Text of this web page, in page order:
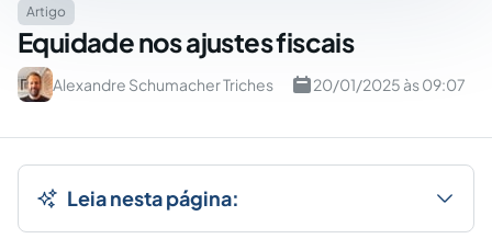
Artigo
Equidade nos ajustes fiscais
Alexandre Schumacher Triches 20/01/2025 às 09:07
Leia nesta página: